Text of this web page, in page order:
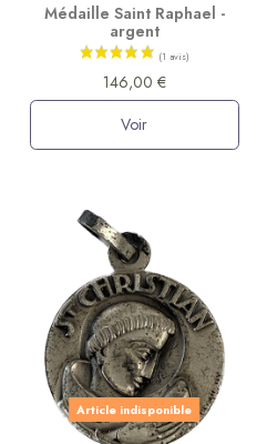
Médaille Saint Raphael -
argent
146,00 €
Voir
Article indisponible